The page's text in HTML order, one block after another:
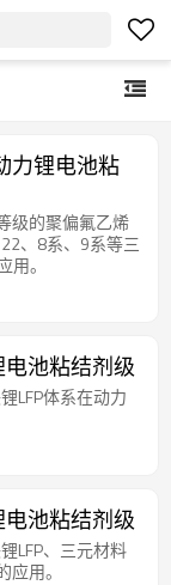
力锂电池粘
级的聚偏氟乙烯
、8系、9系等三
。
电池粘结剂级
LFP体系在动力
电池粘结剂级
LFP、三元材料
用。